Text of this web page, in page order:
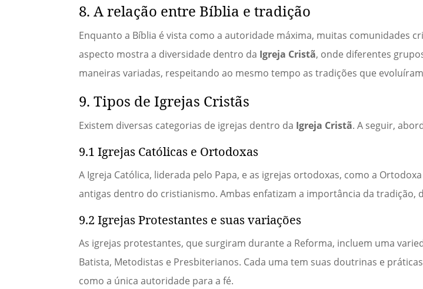
8. A relação entre Bíblia e tradição
Enquanto a Bíblia é vista como a autoridade máxima, muitas comunidades
aspecto mostra a diversidade dentro da Igreja Cristã, onde diferentes
maneiras variadas, respeitando ao mesmo tempo as tradições que
9. Tipos de Igrejas Cristãs
Existem diversas categorias de igrejas dentro da Igreja Cristã. A seguir,
9.1 Igrejas Católicas e Ortodoxas
A Igreja Católica, liderada pelo Papa, e as igrejas ortodoxas, como a
antigas dentro do cristianismo. Ambas enfatizam a importância da tradição,
9.2 Igrejas Protestantes e suas variações
As igrejas protestantes, que surgiram durante a Reforma, incluem uma
Batista, Metodistas e Presbiterianos. Cada uma tem suas doutrinas e
como a única autoridade para a fé.